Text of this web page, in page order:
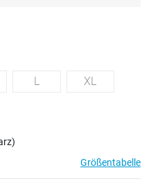
L XL
Größentabelle